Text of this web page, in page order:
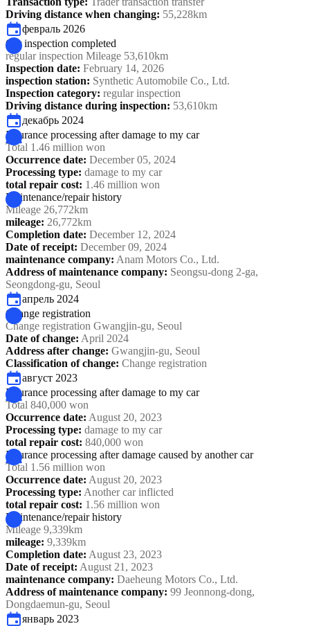
Driving distance when changing: 55,228km
февраль 2026
Car inspection completed
regular inspection Mileage 53,610km
Inspection date: February 14, 2026
inspection station: Synthetic Automobile Co., Ltd.
Inspection category: regular inspection
Driving distance during inspection: 53,610km
декабрь 2024
Insurance processing after damage to my car
Total 1.46 million won
Occurrence date: December 05, 2024
Processing type: damage to my car
total repair cost: 1.46 million won
Maintenance/repair history
Mileage 26,772km
mileage: 26,772km
Completion date: December 12, 2024
Date of receipt: December 09, 2024
maintenance company: Anam Motors Co., Ltd.
Address of maintenance company: Seongsu-dong 2-ga,
Seongdong-gu, Seoul
апрель 2024
Change registration
Change registration Gwangjin-gu, Seoul
Date of change: April 2024
Address after change: Gwangjin-gu, Seoul
Classification of change: Change registration
август 2023
Insurance processing after damage to my car
Total 840,000 won
Occurrence date: August 20, 2023
Processing type: damage to my car
total repair cost: 840,000 won
Insurance processing after damage caused by another car
Total 1.56 million won
Occurrence date: August 20, 2023
Processing type: Another car inflicted
total repair cost: 1.56 million won
Maintenance/repair history
Mileage 9,339km
mileage: 9,339km
Completion date: August 23, 2023
Date of receipt: August 21, 2023
maintenance company: Daeheung Motors Co., Ltd.
Address of maintenance company: 99 Jeonnong-dong,
Dongdaemun-gu, Seoul
январь 2023